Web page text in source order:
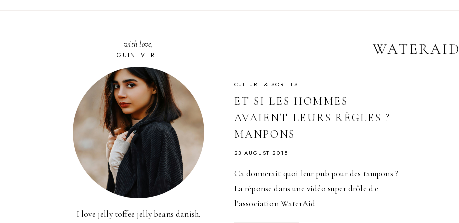
WATERAID
CULTURE & SORTIES
ET SI LES HOMMES
AVAIENT LEURS RÈGLES ?
MANPONS
23 AUGUST 2015
Ca donnerait quoi leur pub pour des tampons ?
La réponse dans une vidéo super drôle d.e
l’association WaterAid
with love,
GUINEVERE
I love jelly toffee jelly beans danish.